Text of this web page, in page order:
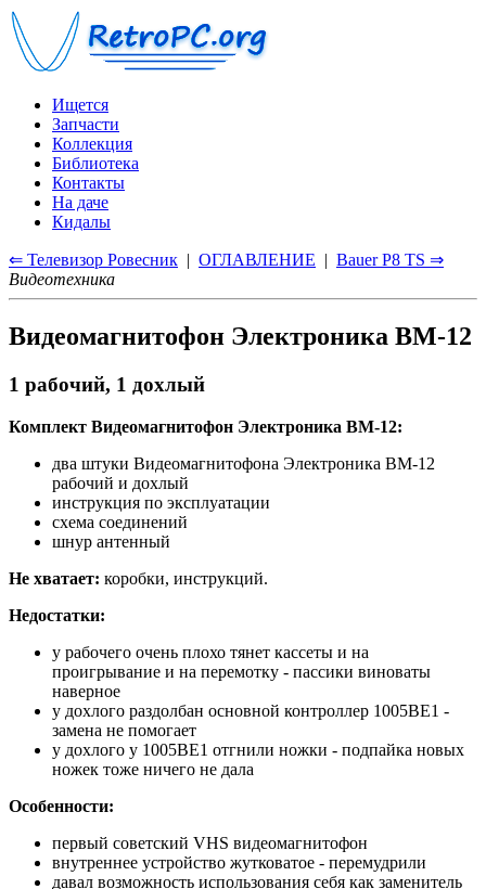
Ищется
Запчасти
Коллекция
Библиотека
Контакты
На даче
Кидалы
⇐ Телевизор Ровесник | ОГЛАВЛЕНИЕ | Bauer P8 TS ⇒
Видеотехника
Видеомагнитофон Электроника ВМ-12
1 рабочий, 1 дохлый
Комплект Видеомагнитофон Электроника ВМ-12:
два штуки Видеомагнитофона Электроника ВМ-12
рабочий и дохлый
инструкция по эксплуатации
схема соединений
шнур антенный
Не хватает: коробки, инструкций.
Недостатки:
у рабочего очень плохо тянет кассеты и на
проигрывание и на перемотку - пассики виноваты
наверное
у дохлого раздолбан основной контроллер 1005ВЕ1 -
замена не помогает
у дохлого у 1005ВЕ1 отгнили ножки - подпайка новых
ножек тоже ничего не дала
Особенности:
первый советский VHS видеомагнитофон
внутреннее устройство жутковатое - перемудрили
давал возможность использования себя как заменитель